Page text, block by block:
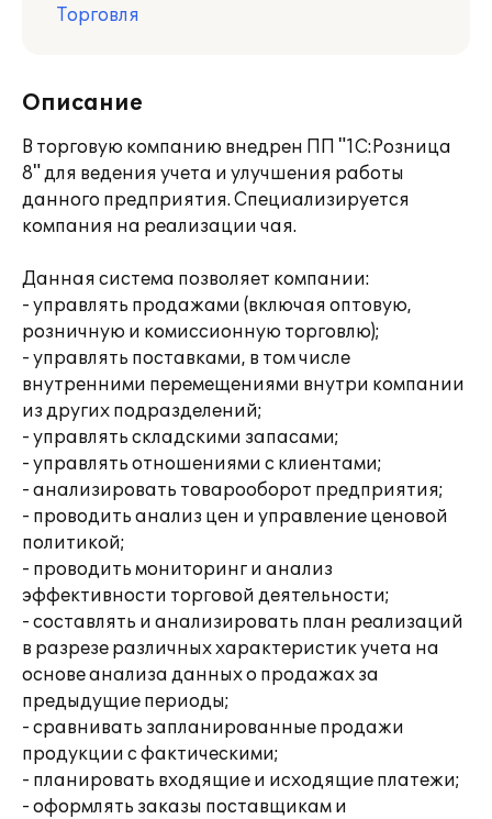
Торговля
Описание
В торговую компанию внедрен ПП "1С:Розница
8" для ведения учета и улучшения работы
данного предприятия. Специализируется
компания на реализации чая.
Данная система позволяет компании:
- управлять продажами (включая оптовую,
розничную и комиссионную торговлю);
- управлять поставками, в том числе
внутренними перемещениями внутри компании
из других подразделений;
- управлять складскими запасами;
- управлять отношениями с клиентами;
- анализировать товарооборот предприятия;
- проводить анализ цен и управление ценовой
политикой;
- проводить мониторинг и анализ
эффективности торговой деятельности;
- составлять и анализировать план реализаций
в разрезе различных характеристик учета на
основе анализа данных о продажах за
предыдущие периоды;
- сравнивать запланированные продажи
продукции с фактическими;
- планировать входящие и исходящие платежи;
- оформлять заказы поставщикам и